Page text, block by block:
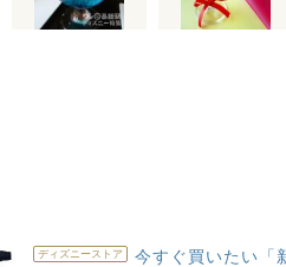
ディズニーストア
今すぐ買いたい「